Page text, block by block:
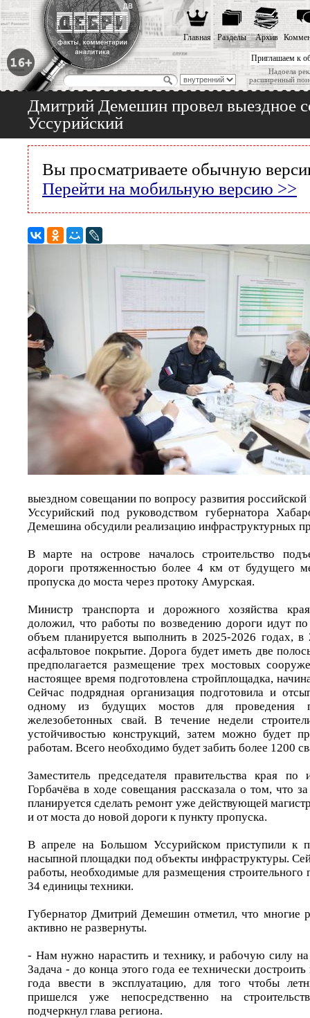
Приглашаем к
Надоела
расширенный
Главная Разделы Архив
Дмитрий Демешин провел выездное
Уссурийский
Вы просматриваете обычную
Перейти на мобильную версию >>
выездном совещании по вопросу развития
Уссурийский под руководством губернатора
Демешина обсудили реализацию инфраструктурных
В марте на острове началось строительство
дороги протяженностью более 4 км от будущего
пропуска до моста через протоку Амурская.
Министр транспорта и дорожного хозяйства
доложил, что работы по возведению дороги идут
объем планируется выполнить в 2025-2026 годах,
асфальтовое покрытие. Дорога будет иметь две
предполагается размещение трех мостовых
настоящее время подготовлена стройплощадка,
Сейчас подрядная организация подготовила и
одному из будущих мостов для проведения
железобетонных свай. В течение недели
устойчивостью конструкций, затем можно будет
работам. Всего необходимо будет забить более 1200
Заместитель председателя правительства края по
Горбачёва в ходе совещания рассказала о том, что
планируется сделать ремонт уже действующей
и от моста до новой дороги к пункту пропуска.
В апреле на Большом Уссурийском приступили к
насыпной площадки под объекты инфраструктуры.
работы, необходимые для размещения строительного
34 единицы техники.
Губернатор Дмитрий Демешин отметил, что многие
активно не развернуты.
- Нам нужно нарастить и технику, и рабочую силу на
Задача - до конца этого года ее технически
года ввести в эксплуатацию, для того чтобы
пришелся уже непосредственно на
подчеркнул глава региона.